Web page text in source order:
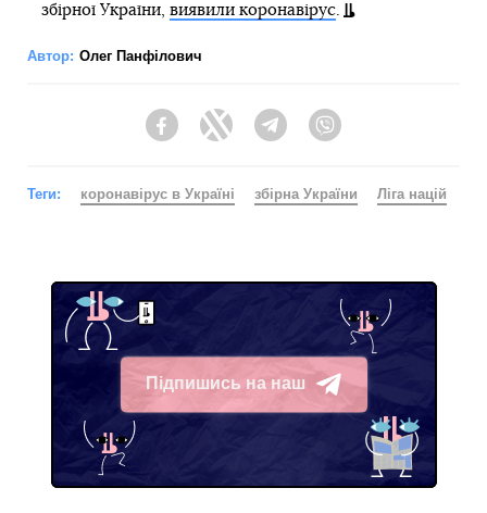
збірної України, виявили коронавірус.
Автор: Олег Панфілович
FacebookTwitter Telegram
Теги: коронавірус в Україні збірна України Ліга націй
Підпишись на наш
Telegram